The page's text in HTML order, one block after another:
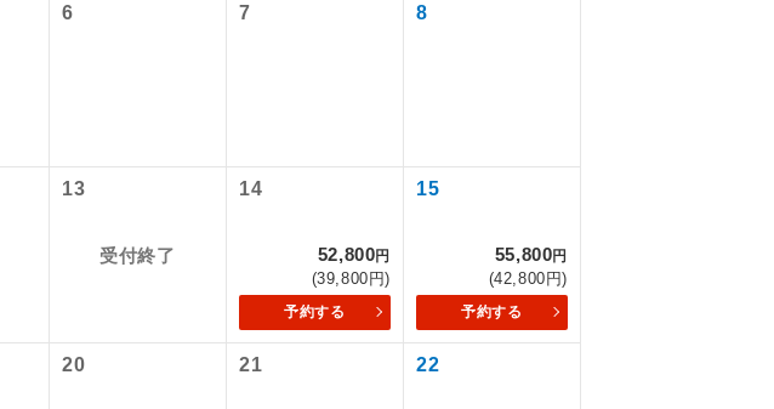
6 7 8
13
受付終了
14
52,800円
(39,800円)
予約する
15
55,800円
(42,800円)
予約する
20 21 22